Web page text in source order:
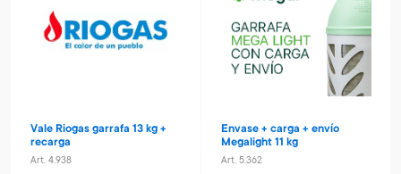
Vale Riogas garrafa 13 kg +
recarga
Art. 4.938
Envase + carga + envío
Megalight 11 kg
Art. 5.362